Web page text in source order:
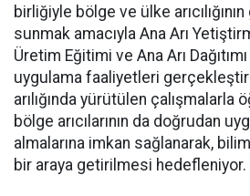
birliğiyle bölge ve ülke
sunmak amacıyla Ana Arı
Üretim Eğitimi ve Ana Arı
uygulama faaliyetleri
arılığında yürütülen çalışmalarla
bölge arıcılarının da doğrudan
almalarına imkan sağlanarak,
bir araya getirilmesi hedefleniyor.